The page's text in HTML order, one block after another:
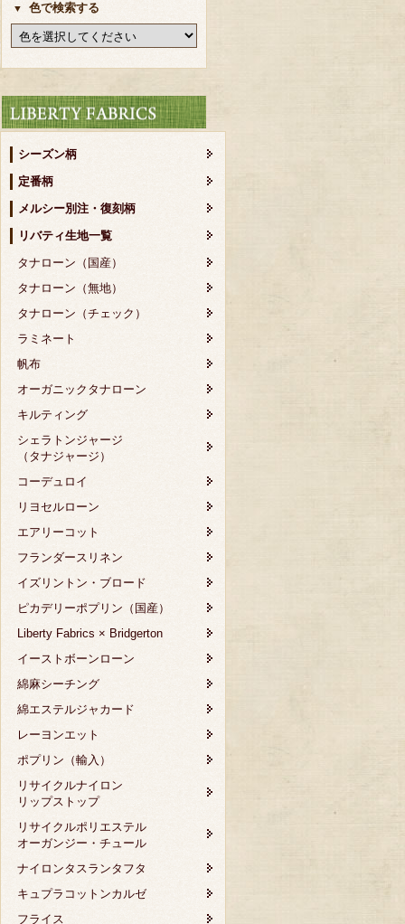
色で検索する
シーズン柄
定番柄
メルシー別注・復刻柄
リバティ生地一覧
タナローン（国産）
タナローン（無地）
タナローン（チェック）
ラミネート
帆布
オーガニックタナローン
キルティング
シェラトンジャージ
（タナジャージ）
コーデュロイ
リヨセルローン
エアリーコット
フランダースリネン
イズリントン・ブロード
ピカデリーポプリン（国産）
Liberty Fabrics × Bridgerton
イーストボーンローン
綿麻シーチング
綿エステルジャカード
レーヨンエット
ポプリン（輸入）
リサイクルナイロン
リップストップ
リサイクルポリエステル
オーガンジー・チュール
ナイロンタスランタフタ
キュプラコットンカルゼ
フライス